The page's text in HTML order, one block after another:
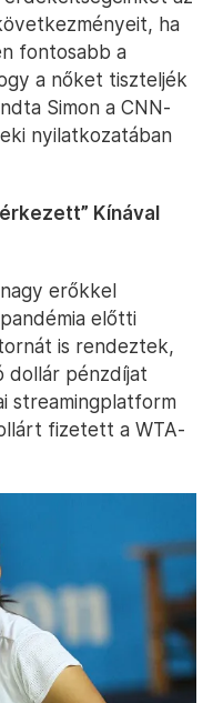
ha
fontosabb a
a nőket tiszteljék
Simon a CNN-
nyilatkozatában
Kínával
erőkkel
előtti
is rendeztek,
dollár pénzdíjat
streamingplatform
fizetett a WTA-